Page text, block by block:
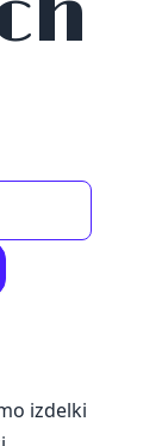
izdelki